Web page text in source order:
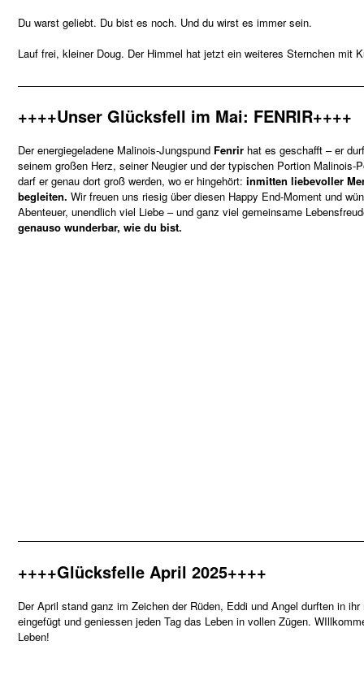
Du warst geliebt. Du bist es noch. Und du wirst es immer sein.
Lauf frei, kleiner Doug. Der Himmel hat jetzt ein weiteres Sternchen mit
++++Unser Glücksfell im Mai: FENRIR++++
Der energiegeladene Malinois-Jungspund Fenrir hat es geschafft – er
seinem großen Herz, seiner Neugier und der typischen Portion
darf er genau dort groß werden, wo er hingehört: inmitten liebevoller
begleiten. Wir freuen uns riesig über diesen Happy End-Moment und
Abenteuer, unendlich viel Liebe – und ganz viel gemeinsame
genauso wunderbar, wie du bist.
++++Glücksfelle April 2025++++
Der April stand ganz im Zeichen der Rüden, Eddi und Angel durften in
eingefügt und geniessen jeden Tag das Leben in vollen Zügen.
Leben!